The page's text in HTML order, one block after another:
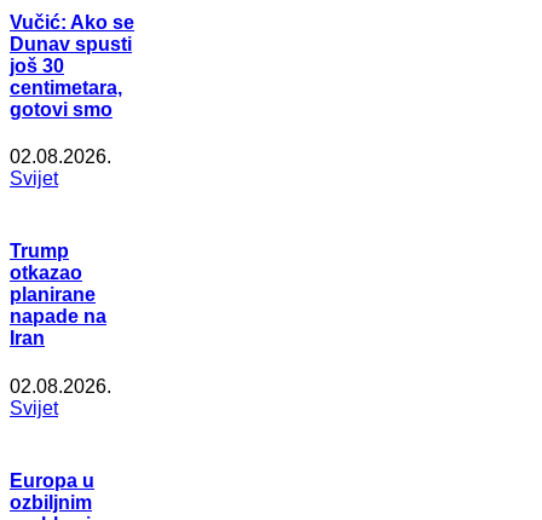
Vučić: Ako se
Dunav spusti
još 30
centimetara,
gotovi smo
02.08.2026.
Svijet
Trump
otkazao
planirane
napade na
Iran
02.08.2026.
Svijet
Europa u
ozbiljnim